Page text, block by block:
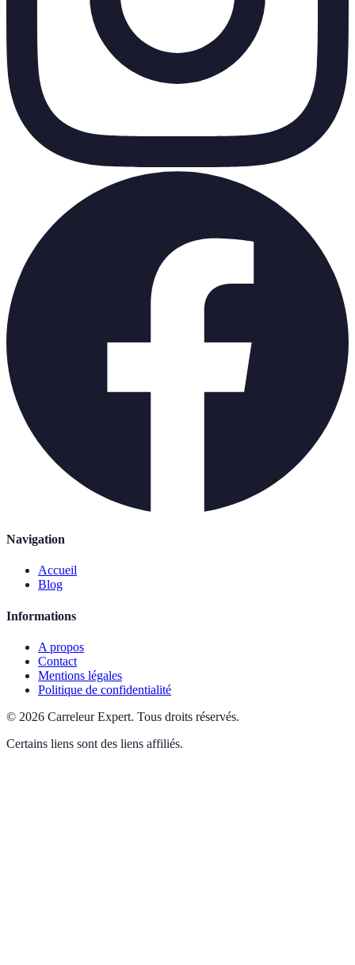
Navigation
Accueil
Blog
Informations
A propos
Contact
Mentions légales
Politique de confidentialité
© 2026 Carreleur Expert. Tous droits réservés.
Certains liens sont des liens affiliés.